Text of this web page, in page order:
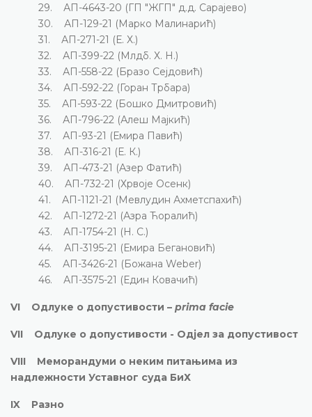
29. АП-4643-20 (ГП "ЖГП" д.д. Сарајево)
30. АП-129-21 (Марко Малинарић)
31. АП-271-21 (Е. Х.)
32. АП-399-22 (Млдб. Х. Н.)
33. АП-558-22 (Бразо Сејдовић)
34. АП-592-22 (Горан Трбара)
35. АП-593-22 (Бошко Дмитровић)
36. АП-796-22 (Алеш Мајкић)
37. АП-93-21 (Емира Павић)
38. АП-316-21 (Е. К.)
39. АП-473-21 (Азер Фатић)
40. АП-732-21 (Хрвоје Осенк)
41. АП-1121-21 (Мевлудин Ахметспахић)
42. АП-1272-21 (Азра Ћоралић)
43. АП-1754-21 (Н. С.)
44. АП-3195-21 (Емира Бегановић)
45. АП-3426-21 (Божана Weber)
46. АП-3575-21 (Един Ковачић)
VI Одлуке о допустивости – prima facie
VII Одлуке о допустивости - Одјел за допустивост
VIII Меморандуми о неким питањима из
надлежности Уставног суда БиХ
IX Разно